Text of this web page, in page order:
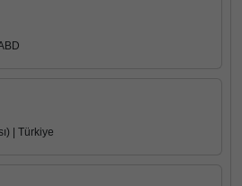
| Türkiye